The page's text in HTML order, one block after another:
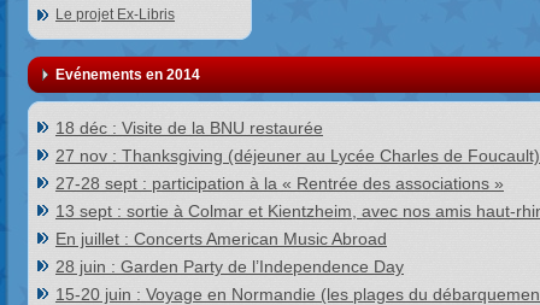
Le projet Ex-Libris
Evénements en 2014
18 déc : Visite de la BNU restaurée
27 nov : Thanksgiving (déjeuner au Lycée Charles de Foucault)
27-28 sept : participation à la « Rentrée des associations »
13 sept : sortie à Colmar et Kientzheim, avec nos amis haut-
En juillet : Concerts American Music Abroad
28 juin : Garden Party de l’Independence Day
15-20 juin : Voyage en Normandie (les plages du